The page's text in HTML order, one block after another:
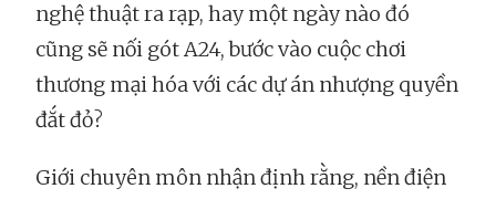
nghệ thuật ra rạp, hay một ngày nào đó
cũng sẽ nối gót A24, bước vào cuộc chơi
thương mại hóa với các dự án nhượng quyền
đắt đỏ?
Giới chuyên môn nhận định rằng, nền điện